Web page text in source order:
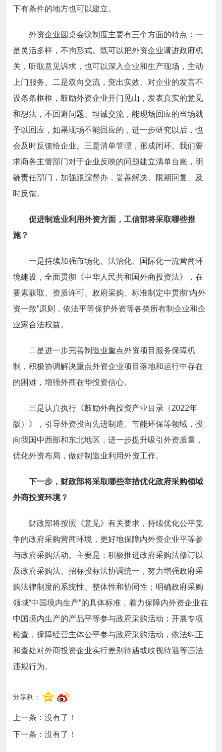
下有条件的地方也可以建立。
外资企业圆桌会议制度主要有三个方面的特点：一
是灵活多样，不拘形式。既可以把外资企业请进政府机
关，听取意见诉求，也可以深入企业和生产现场，主动
上门服务。二是双向交流，突出实效。对企业的发言不
设条条框框，鼓励外资企业开门见山，发表真实的意见
和想法，不回避问题、坦诚交流，能现场回应的当场就
予以回应，如果现场不能回应的，进一步研究以后，也
会及时反馈给企业。三是清单管理，形成闭环。我们要
求商务主管部门对于企业反映的问题建立清单台账，明
确责任部门，加强跟踪督办，妥善解决、限期回复、及
时反馈。
促进制造业利用外资方面，工信部将采取哪些措
施？
一是持续加强市场化、法治化、国际化一流营商环
境建设，全面贯彻《中华人民共和国外商投资法》，在
要素获取、资质许可、政府采购、标准制定中贯彻“内外
资一致”原则，依法平等保护外资等各类所有制企业和企
业家合法权益。
二是进一步完善制造业重点外资项目服务保障机
制，积极协调解决重点外资企业项目落地和运行中存在
的困难，增强外商在华投资信心。
三是认真执行《鼓励外商投资产业目录（2022年
版）》，引导外资投向先进制造、节能环保等领域，投
向我国中西部和东北地区，进一步提升吸引外资质量，
优化外资布局，做好制造业利用外资工作。
下一步，财政部将采取哪些举措优化政府采购领域
外商投资环境？
财政部将按照《意见》有关要求，持续优化公平竞
争的政府采购营商环境，更好地保障内外资企业平等参
与政府采购活动。主要是：积极推进政府采购法修订以
及政府采购法、招标投标法协调统一，努力增强政府采
购法律制度的系统性、整体性和协同性；明确政府采购
领域“中国境内生产”的具体标准，着力保障内外资企业在
中国境内生产的产品平等参与政府采购活动；开展专项
检查，保障经营主体公平参与政府采购活动，依法纠正
和查处对外商投资企业实行差别待遇或歧视待遇等违法
违规行为。
分享到：
上一条：没有了！
下一条：没有了！